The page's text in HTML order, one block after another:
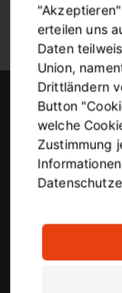
DSW21-
Deine E-
Mit dem
unseres
erteilen uns
Daten
Union,
Drittländern
Button
welche
Zustimmung